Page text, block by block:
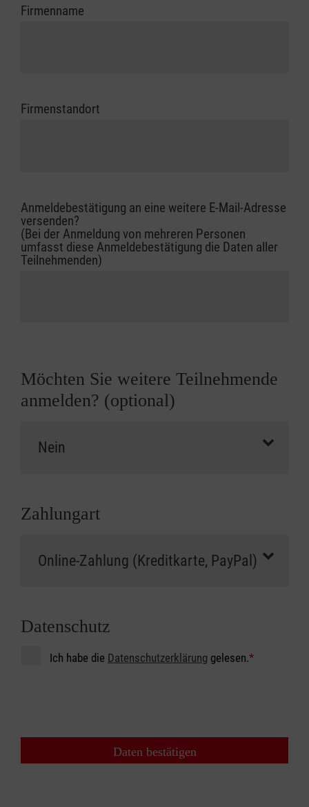
Firmenname
Firmenstandort
Anmeldebestätigung an eine weitere E-Mail-Adresse
versenden?
(Bei der Anmeldung von mehreren Personen
umfasst diese Anmeldebestätigung die Daten aller
Teilnehmenden)
Möchten Sie weitere Teilnehmende
anmelden? (optional)
Zahlungart
Datenschutz
Ich habe die Datenschutzerklärung gelesen.*
Daten bestätigen